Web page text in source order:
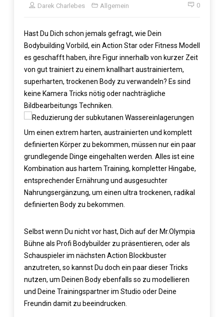
Darek Charlebes Allgemein 0
Hast Du Dich schon jemals gefragt, wie Dein
Bodybuilding Vorbild, ein Action Star oder Fitness Modell
es geschafft haben, ihre Figur innerhalb von kurzer Zeit
von gut trainiert zu einem knallhart austrainiertem,
superharten, trockenen Body zu verwandeln? Es sind
keine Kamera Tricks nötig oder nachträgliche
Bildbearbeitungs Techniken.
Um einen extrem harten, austrainierten und komplett
definierten Körper zu bekommen, müssen nur ein paar
grundlegende Dinge eingehalten werden. Alles ist eine
Kombination aus hartem Training, kompletter Hingabe,
entsprechender Ernährung und ausgesuchter
Nahrungsergänzung, um einen ultra trockenen, radikal
definierten Body zu bekommen.
Selbst wenn Du nicht vor hast, Dich auf der Mr.Olympia
Bühne als Profi Bodybuilder zu präsentieren, oder als
Schauspieler im nächsten Action Blockbuster
anzutreten, so kannst Du doch ein paar dieser Tricks
nutzen, um Deinen Body ebenfalls so zu modellieren
und Deine Trainingspartner im Studio oder Deine
Freundin damit zu beeindrucken.